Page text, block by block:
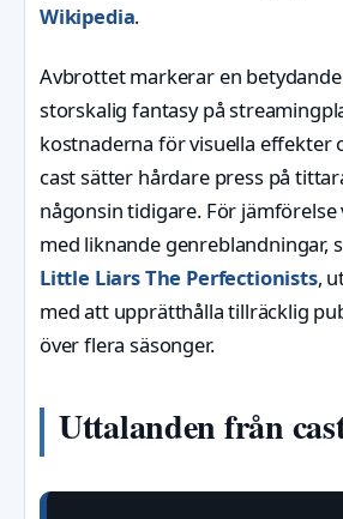
Wikipedia.
Avbrottet markerar en
storskalig fantasy på
kostnaderna för visuella effekter
cast sätter hårdare press på
någonsin tidigare. För
med liknande genreblandningar,
Little Liars The Perfectionists,
med att upprätthålla tillräcklig
över flera säsonger.
Uttalanden från